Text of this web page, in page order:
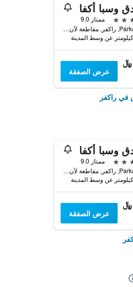
وسبا أكفا
ممتاز 9.0
Parkali 4, راكفر, مقاطعة لآن- فيرو, أستونيا
عرض الصفقة
في راكفر
وسبا أكفا
ممتاز 9.0
Parkali 4, راكفر, مقاطعة لآن- فيرو, أستونيا
عرض الصفقة